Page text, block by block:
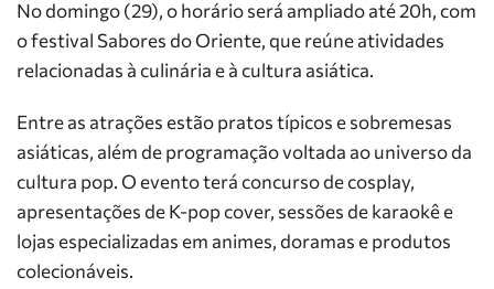
No domingo (29), o horário será ampliado até 20h, com
o festival Sabores do Oriente, que reúne atividades
relacionadas à culinária e à cultura asiática.
Entre as atrações estão pratos típicos e sobremesas
asiáticas, além de programação voltada ao universo da
cultura pop. O evento terá concurso de cosplay,
apresentações de K-pop cover, sessões de karaokê e
lojas especializadas em animes, doramas e produtos
colecionáveis.